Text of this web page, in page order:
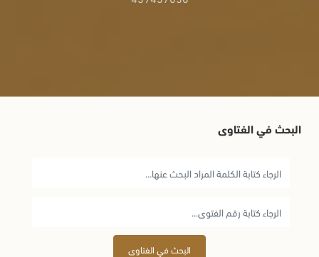
البحث في الفتاوى
البحث في الفتاوى